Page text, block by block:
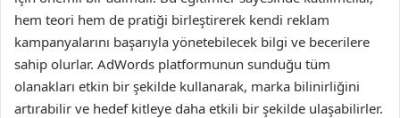
hem teori hem de pratiği birleştirerek kendi reklam
kampanyalarını başarıyla yönetebilecek bilgi ve becerilere
sahip olurlar. AdWords platformunun sunduğu tüm
olanakları etkin bir şekilde kullanarak, marka bilinirliğini
artırabilir ve hedef kitleye daha etkili bir şekilde ulaşabilirler.